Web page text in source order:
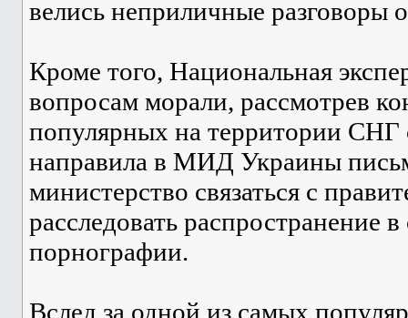
велись неприличные разговоры
Кроме того, Национальная
вопросам морали, рассмотрев
популярных на территории СНГ
направила в МИД Украины
министерство связаться с
расследовать распространение
порнографии.
Вслед за одной из самых